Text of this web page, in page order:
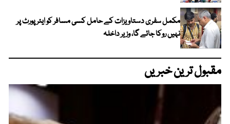
مکمل سفری دستاویزات کے حامل کسی مسافر کو ایئرپورٹ پر
نہیں روکا جائے گا، وزیر داخلہ
مقبول ترین خبریں